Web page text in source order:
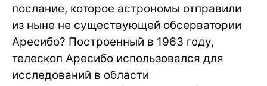
послание, которое астрономы отправили
из ныне не существующей обсерватории
Аресибо? Построенный в 1963 году,
телескоп Аресибо использовался для
исследований в области